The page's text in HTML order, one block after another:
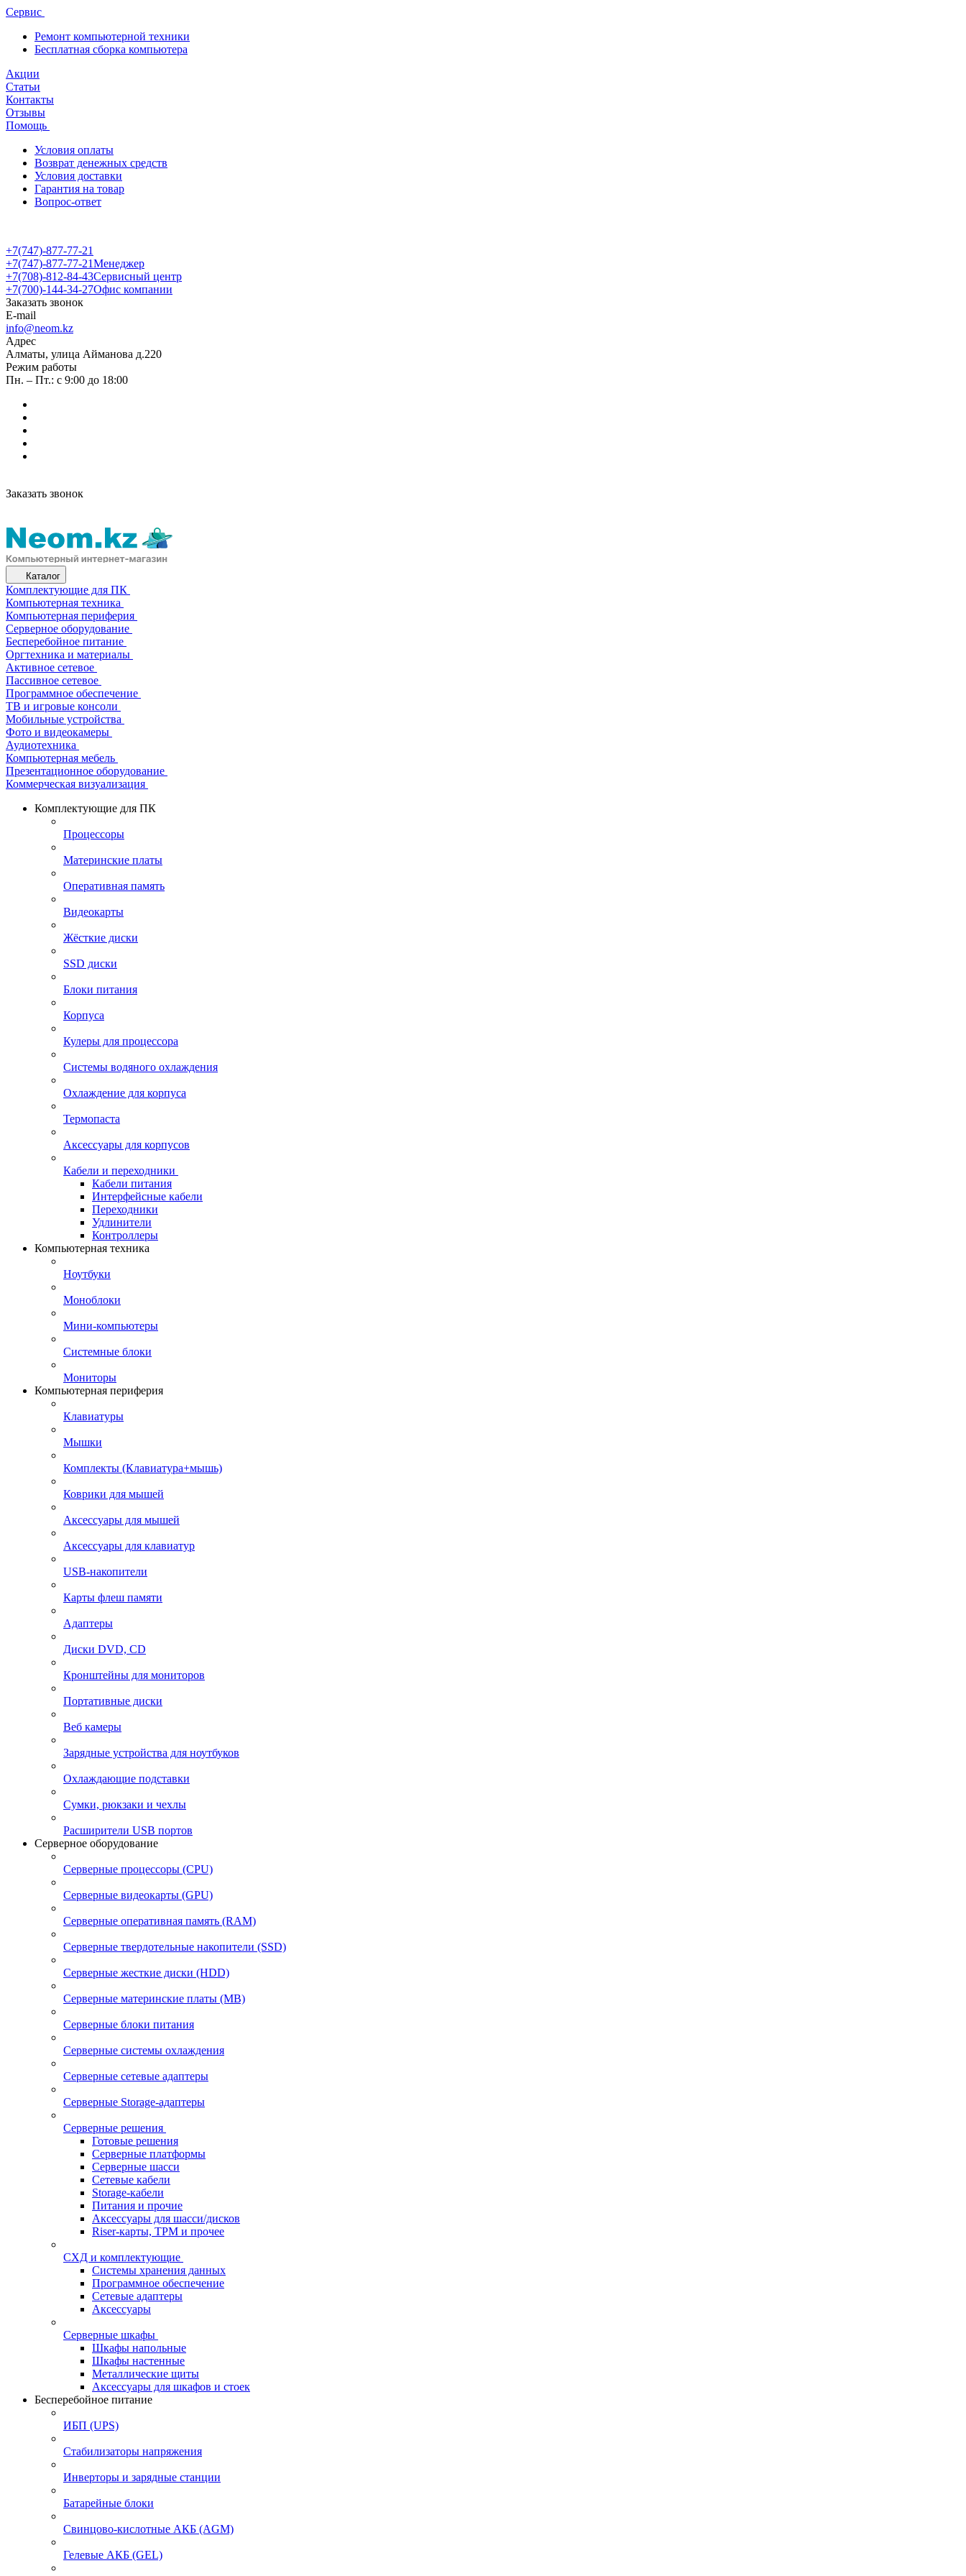
Сервис
Ремонт компьютерной техники
Бесплатная сборка компьютера
Акции
Статьи
Контакты
Отзывы
Помощь
Условия оплаты
Возврат денежных средств
Условия доставки
Гарантия на товар
Вопрос-ответ
+7(747)-877-77-21
+7(747)-877-77-21Менеджер
+7(708)-812-84-43Сервисный центр
+7(700)-144-34-27Офис компании
Заказать звонок
E-mail
info@neom.kz
Адрес
Алматы, улица Айманова д.220
Режим работы
Пн. – Пт.: с 9:00 до 18:00
Заказать звонок
Каталог
Комплектующие для ПК
Компьютерная техника
Компьютерная периферия
Серверное оборудование
Бесперебойное питание
Оргтехника и материалы
Активное сетевое
Пассивное сетевое
Программное обеспечение
ТВ и игровые консоли
Мобильные устройства
Фото и видеокамеры
Аудиотехника
Компьютерная мебель
Презентационное оборудование
Коммерческая визуализация
Комплектующие для ПК
Процессоры
Материнские платы
Оперативная память
Видеокарты
Жёсткие диски
SSD диски
Блоки питания
Корпуса
Кулеры для процессора
Системы водяного охлаждения
Охлаждение для корпуса
Термопаста
Аксессуары для корпусов
Кабели и переходники
Кабели питания
Интерфейсные кабели
Переходники
Удлинители
Контроллеры
Компьютерная техника
Ноутбуки
Моноблоки
Мини-компьютеры
Системные блоки
Мониторы
Компьютерная периферия
Клавиатуры
Мышки
Комплекты (Клавиатура+мышь)
Коврики для мышей
Аксессуары для мышей
Аксессуары для клавиатур
USB-накопители
Карты флеш памяти
Адаптеры
Диски DVD, CD
Кронштейны для мониторов
Портативные диски
Веб камеры
Зарядные устройства для ноутбуков
Охлаждающие подставки
Сумки, рюкзаки и чехлы
Расширители USB портов
Серверное оборудование
Серверные процессоры (CPU)
Серверные видеокарты (GPU)
Серверные оперативная память (RAM)
Серверные твердотельные накопители (SSD)
Серверные жесткие диски (HDD)
Серверные материнские платы (MB)
Серверные блоки питания
Серверные системы охлаждения
Серверные сетевые адаптеры
Серверные Storage-адаптеры
Серверные решения
Готовые решения
Серверные платформы
Серверные шасси
Сетевые кабели
Storage-кабели
Питания и прочие
Аксессуары для шасси/дисков
Riser-карты, TPM и прочее
СХД и комплектующие
Системы хранения данных
Программное обеспечение
Сетевые адаптеры
Аксессуары
Серверные шкафы
Шкафы напольные
Шкафы настенные
Металлические щиты
Аксессуары для шкафов и стоек
Бесперебойное питание
ИБП (UPS)
Стабилизаторы напряжения
Инверторы и зарядные станции
Батарейные блоки
Свинцово-кислотные АКБ (AGM)
Гелевые АКБ (GEL)